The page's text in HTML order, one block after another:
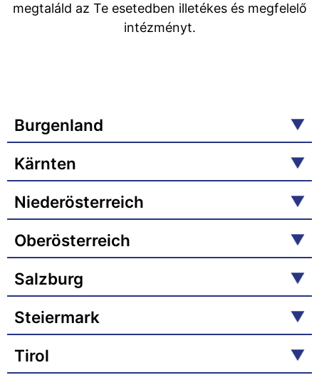
megtaláld az Te esetedben illetékes és megfelelő
intézményt.
Burgenland
Kärnten
Niederösterreich
Oberösterreich
Salzburg
Steiermark
Tirol